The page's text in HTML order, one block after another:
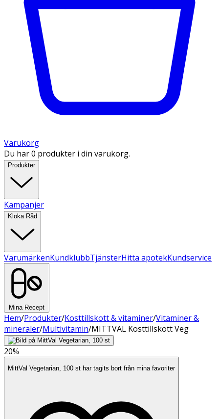
Varukorg
Du har 0 produkter i din varukorg.
Produkter
Kampanjer
Kloka Råd
VarumärkenKundklubbTjänsterHitta apotekKundservice
Mina Recept
Hem/Produkter/Kosttillskott & vitaminer/Vitaminer &
mineraler/Multivitamin/MITTVAL Kosttillskott Veg
20%
MittVal Vegetarian, 100 st har tagits bort från mina favoriter